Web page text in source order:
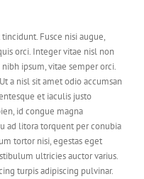
Fusce nisi augue,
orci. Integer vitae nisl non
ipsum, vitae semper orci.
a nisl sit amet odio accumsan
et iaculis justo
id congue magna
ad litora torquent per conubia
tortor nisi, egestas eget
ultricies auctor varius.
turpis adipiscing pulvinar.